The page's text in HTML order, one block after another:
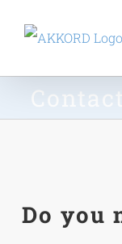
Contact
Do you